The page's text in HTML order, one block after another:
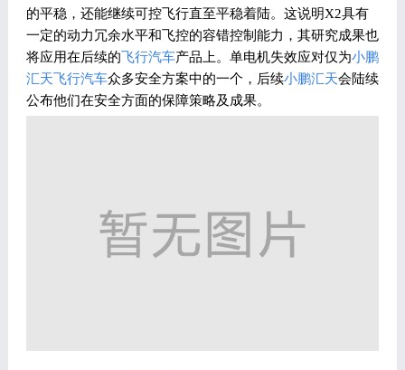
的平稳，还能继续可控飞行直至平稳着陆。这说明X2具有
一定的动力冗余水平和飞控的容错控制能力，其研究成果也
将应用在后续的飞行汽车产品上。单电机失效应对仅为小鹏
汇天飞行汽车众多安全方案中的一个，后续小鹏汇天会陆续
公布他们在安全方面的保障策略及成果。